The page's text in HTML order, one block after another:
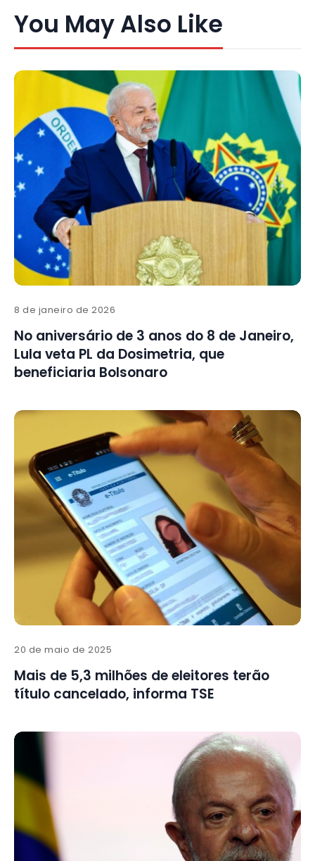
You May Also Like
8 de janeiro de 2026
No aniversário de 3 anos do 8 de Janeiro,
Lula veta PL da Dosimetria, que
beneficiaria Bolsonaro
20 de maio de 2025
Mais de 5,3 milhões de eleitores terão
título cancelado, informa TSE